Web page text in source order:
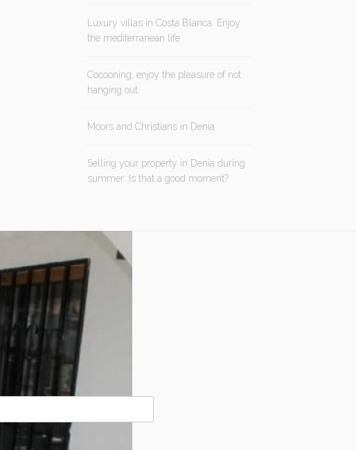
Luxury villas in Costa Blanca: Enjoy
the mediterranean life
Cocooning, enjoy the pleasure of not
hanging out.
Moors and Christians in Denia
Selling your property in Denia during
summer: Is that a good moment?